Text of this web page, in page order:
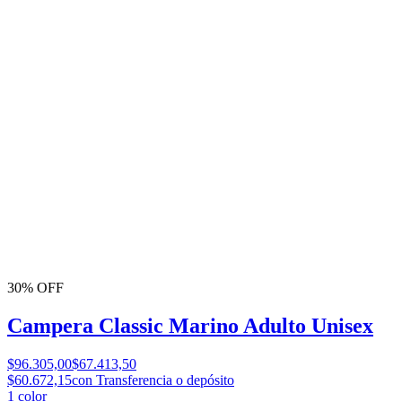
30% OFF
Campera Classic Marino Adulto Unisex
$96.305,00$67.413,50
$60.672,15con Transferencia o depósito
1 color